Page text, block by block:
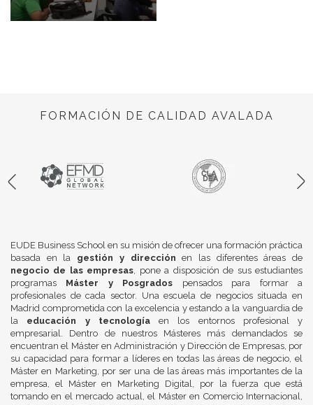
FORMACIÓN DE CALIDAD AVALADA
EUDE Business School en su misión de ofrecer una formación práctica
basada en la gestión y dirección en las diferentes áreas de
negocio de las empresas , pone a disposición de sus estudiantes
programas Máster y Posgrados pensados para formar a
profesionales de cada sector. Una escuela de negocios situada en
Madrid comprometida con la excelencia y estando a la vanguardia de
la educación y tecnologíaen los entornos profesional y
empresarial. Dentro de nuestros Másteres más demandados se
encuentran el Máster en Administración y Dirección de Empresas, por
su capacidad para formar a líderes en todas las áreas de negocio, el
Máster en Marketing, por ser una de las áreas más importantes de la
empresa, el Máster en Marketing Digital, por la fuerza que está
tomando en el mercado actual, el Máster en Comercio Internacional,